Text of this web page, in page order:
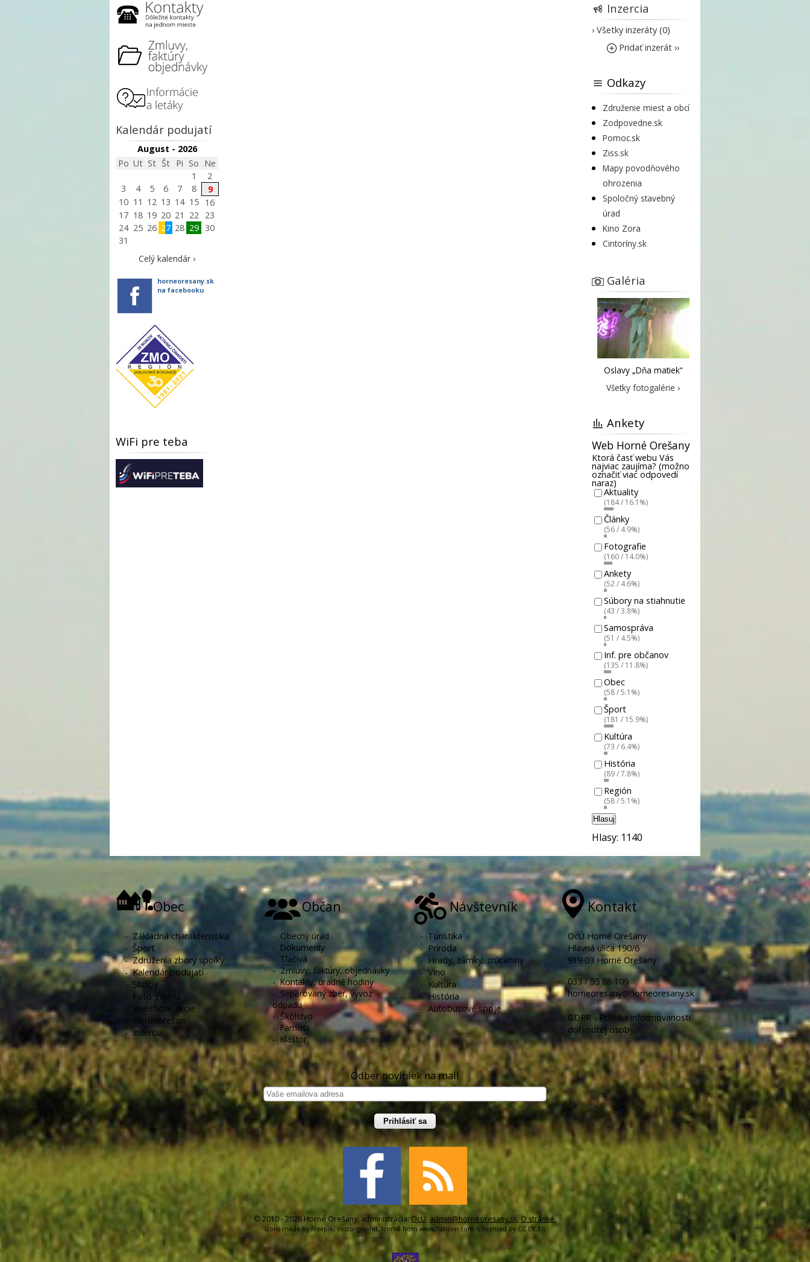
Kalendár podujatí
August - 2026
Po Ut St Št Pi So Ne
1
2
3
4 5 6 7 8
9
10 11 12 13 14 15
16
17 18 19 20 21 22
23
24 25 26 27 28 29
30
31
Celý kalendár ›
horneoresany.sk
na facebooku
WiFi pre teba
Inzercia
› Všetky inzeráty (0)
Pridať inzerát ››
Odkazy
Združenie miest a obcí
Zodpovedne.sk
Pomoc.sk
Ziss.sk
Mapy povodňového
ohrozenia
Spoločný stavebný
úrad
Kino Zora
Cintoríny.sk
Galéria
Oslavy „Dňa matiek“
Všetky fotogalérie ›
Ankety
Web Horné Orešany
Ktorá časť webu Vás
najviac zaujíma? (možno
označiť viac odpovedí
naraz)
Aktuality
(184 / 16.1%)
Články
(56 / 4.9%)
Fotografie
(160 / 14.0%)
Ankety
(52 / 4.6%)
Súbory na stiahnutie
(43 / 3.8%)
Samospráva
(51 / 4.5%)
Inf. pre občanov
(135 / 11.8%)
Obec
(58 / 5.1%)
Šport
(181 / 15.9%)
Kultúra
(73 / 6.4%)
História
(89 / 7.8%)
Región
(58 / 5.1%)
Hlasuj
Hlasy: 1140
Obec
- Základná charakteristika
- Šport
-Združenia zbory spolky
-Kalendár podujatí
- Služby
- Foto galéria
- Investičné akcie
Hornoorešan
-Inzercia
Občan
- Obecný úrad
- Dokumenty
- Tlačivá
-Zmluvy, faktúry, objednávky
-Kontakty, úradné hodiny
-Separovaný zber, vývoz
odpadu
- Školstvo
-Farnosť
- Kláštor
Návštevník
- Turistika
- Príroda
-Hrady, zámky, zrúcaniny
-Víno
- Kultúra
- História
-Autobusové spoje
Kontakt
OcÚ Horné Orešany
Hlavná ulica 190/6
919 03 Horné Orešany
033 / 55 88 109
horneoresany@horneoresany.sk
GDPR - Politika informovanosti
dotknutej osoby
Odber noviniek na mail
Prihlásiť sa
© 2010 - 2026 Horné Orešany, administrácia: OcU, admin@horneoresany.sk, O stránke,
Icons made by Freepik, Vectorgraphit, Icons8 from www.flaticon.com is licensed by CC BY 3.0